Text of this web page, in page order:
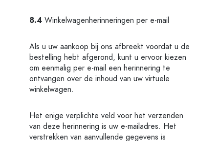
8.4 Winkelwagenherinneringen per e-mail
Als u uw aankoop bij ons afbreekt voordat u de
bestelling hebt afgerond, kunt u ervoor kiezen
om eenmalig per e-mail een herinnering te
ontvangen over de inhoud van uw virtuele
winkelwagen.
Het enige verplichte veld voor het verzenden
van deze herinnering is uw e-mailadres. Het
verstrekken van aanvullende gegevens is